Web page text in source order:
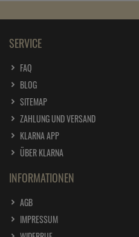
SERVICE
FAQ
BLOG
SITEMAP
ZAHLUNG UND VERSAND
KLARNA APP
ÜBER KLARNA
INFORMATIONEN
AGB
IMPRESSUM